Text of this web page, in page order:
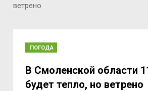
ветрено
ПОГОДА
В Смоленской области
будет тепло, но ветрено